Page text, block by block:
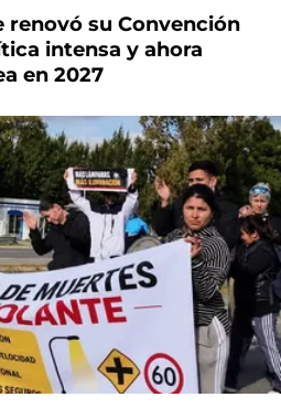
renovó su Convención
intensa y ahora
en 2027